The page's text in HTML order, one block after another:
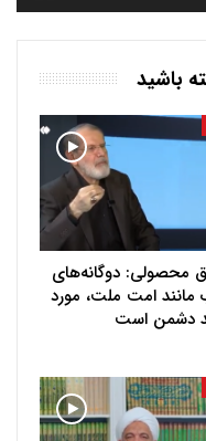
باشید
محصولی: دوگانه‌های
مانند امت ملت، مورد
دشمن است